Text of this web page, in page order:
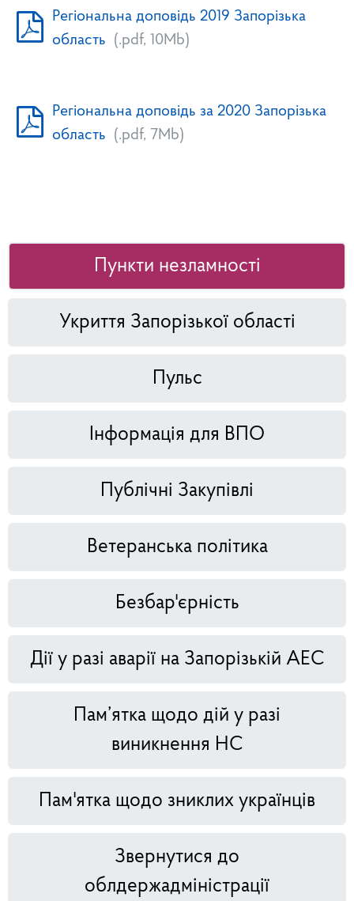
Регіональна доповідь 2019 Запорізька
область (.pdf, 10Mb)
Регіональна доповідь за 2020 Запорізька
область (.pdf, 7Mb)
Пункти незламності
Укриття Запорізької області
Пульс
Інформація для ВПО
Публічні Закупівлі
Ветеранська політика
Безбар'єрність
Дії у разі аварії на Запорізькій АЕС
Пам’ятка щодо дій у разі
виникнення НС
Пам'ятка щодо зниклих українців
Звернутися до
облдержадміністрації